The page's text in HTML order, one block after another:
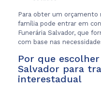
Para obter um orçamento
família pode entrar em
Funerária Salvador, que
com base nas
Por que
Salvador para
interestadual